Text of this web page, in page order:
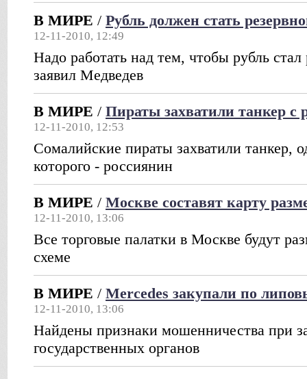
В МИРЕ / Рубль должен стать
12-11-2010, 12:49
Надо работать над тем, чтобы рубль
заявил Медведев
В МИРЕ / Пираты захватили танкер с
12-11-2010, 12:53
Сомалийские пираты захватили танкер,
которого - россиянин
В МИРЕ / Москве составят карту
12-11-2010, 13:06
Все торговые палатки в Москве будут
схеме
В МИРЕ / Merсedes закупали по
12-11-2010, 13:06
Найдены признаки мошенничества при
государственных органов